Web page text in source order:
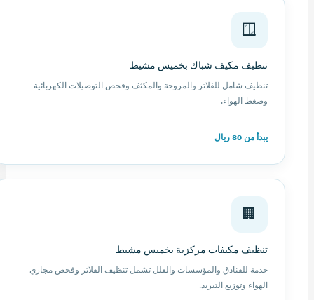
🪟
تنظيف مكيف شباك بخميس مشيط
تنظيف شامل للفلاتر والمروحة والمكثف وفحص التوصيلات الكهربائية
وضغط الهواء.
يبدأ من 80 ريال
🏢
تنظيف مكيفات مركزية بخميس مشيط
خدمة للفنادق والمؤسسات والفلل تشمل تنظيف الفلاتر وفحص مجاري
الهواء وتوزيع التبريد.